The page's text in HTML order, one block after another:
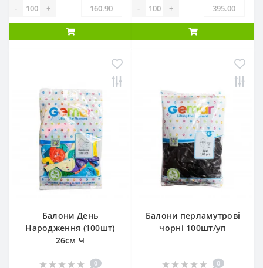
- + - +
Балони День
Народження (100шт)
26см Ч
0
Балони перламутрові
чорні 100шт/уп
0